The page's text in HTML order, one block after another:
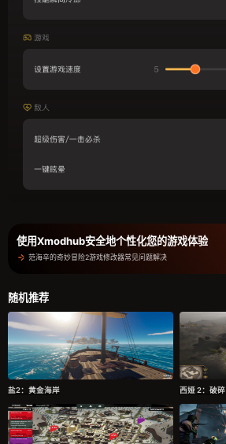
使用Xmodhub安全地个性化您的游戏体验
范海辛的奇妙冒险2游戏修改器常见问题解决
随机推荐
盐2：黄金海岸 西娅 2：破碎